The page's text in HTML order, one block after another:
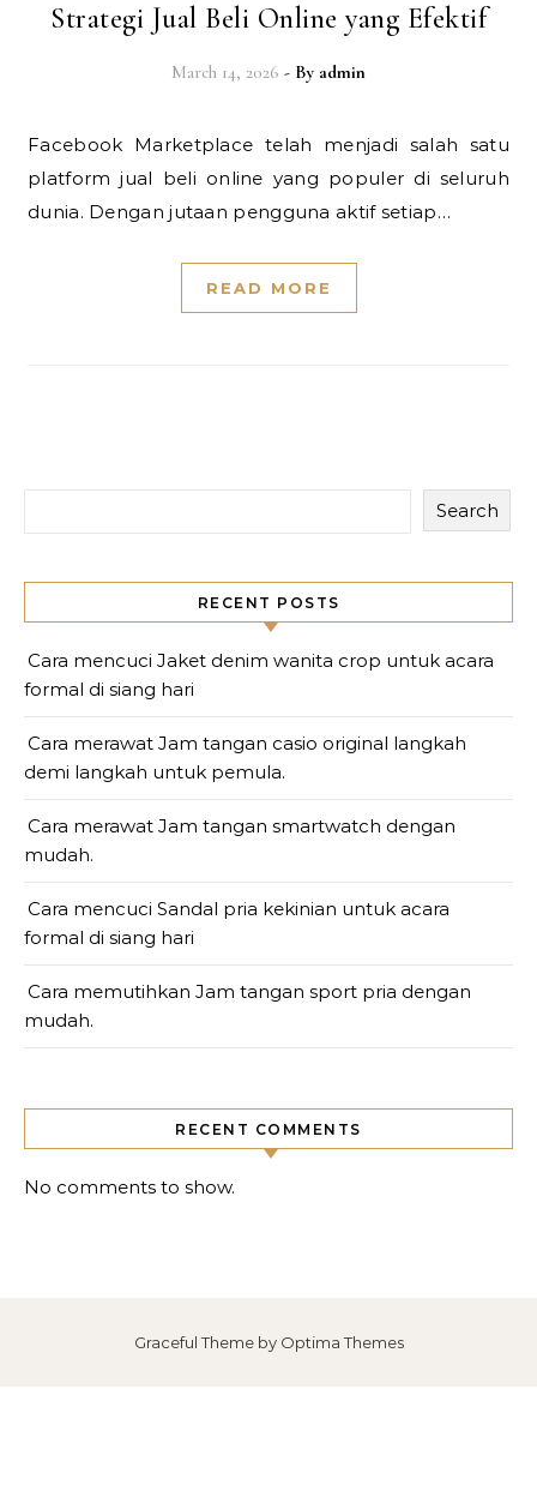
Strategi Jual Beli Online yang Efektif
March 14, 2026 - By admin
Facebook Marketplace telah menjadi salah satu
platform jual beli online yang populer di seluruh
dunia. Dengan jutaan pengguna aktif setiap…
READ MORE
Search
RECENT POSTS
Cara mencuci Jaket denim wanita crop untuk acara
formal di siang hari
Cara merawat Jam tangan casio original langkah
demi langkah untuk pemula.
Cara merawat Jam tangan smartwatch dengan
mudah.
Cara mencuci Sandal pria kekinian untuk acara
formal di siang hari
Cara memutihkan Jam tangan sport pria dengan
mudah.
RECENT COMMENTS
No comments to show.
Graceful Theme by Optima Themes